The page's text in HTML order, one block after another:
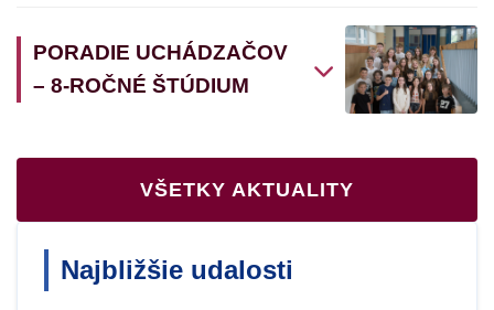
PORADIE UCHÁDZAČOV
– 8-ROČNÉ ŠTÚDIUM
VŠETKY AKTUALITY
Najbližšie udalosti